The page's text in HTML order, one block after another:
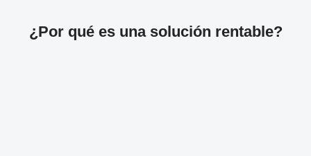
¿Por qué es una solución rentable?